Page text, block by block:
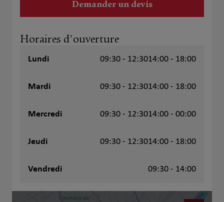
Demander un devis
Horaires d'ouverture
Lundi 09:30 - 12:3014:00 - 18:00
Mardi 09:30 - 12:3014:00 - 18:00
Mercredi 09:30 - 12:3014:00 - 00:00
Jeudi 09:30 - 12:3014:00 - 18:00
Vendredi 09:30 - 14:00